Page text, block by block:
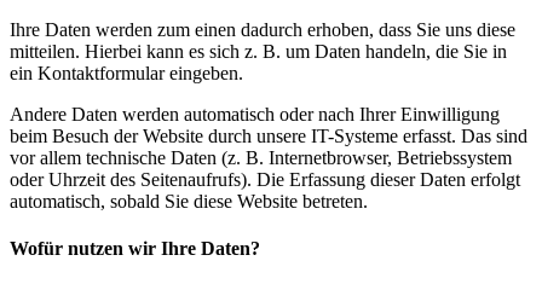
Ihre Daten werden zum einen dadurch erhoben, dass Sie uns diese
mitteilen. Hierbei kann es sich z. B. um Daten handeln, die Sie in
ein Kontaktformular eingeben.
Andere Daten werden automatisch oder nach Ihrer Einwilligung
beim Besuch der Website durch unsere IT-Systeme erfasst. Das sind
vor allem technische Daten (z. B. Internetbrowser, Betriebssystem
oder Uhrzeit des Seitenaufrufs). Die Erfassung dieser Daten erfolgt
automatisch, sobald Sie diese Website betreten.
Wofür nutzen wir Ihre Daten?